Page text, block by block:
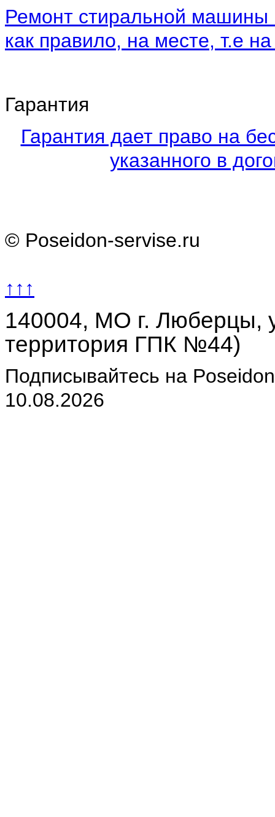
Ремонт стиральной машины
как правило, на месте, т.е
Гарантия
Гарантия дает право на
указанного в
© Poseidon-servise.ru
↑↑↑
140004, МО г. Люберцы,
территория ГПК №44)
Подписывайтесь на
10.08.2026